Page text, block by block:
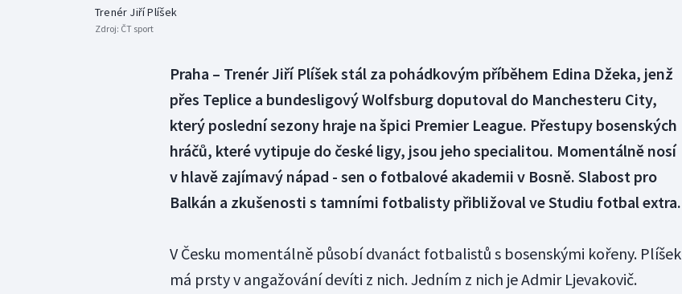
Trenér Jiří Plíšek
Zdroj: ČT sport
Praha – Trenér Jiří Plíšek stál za pohádkovým příběhem Edina Džeka, jenž
přes Teplice a bundesligový Wolfsburg doputoval do Manchesteru City,
který poslední sezony hraje na špici Premier League. Přestupy bosenských
hráčů, které vytipuje do české ligy, jsou jeho specialitou. Momentálně nosí
v hlavě zajímavý nápad - sen o fotbalové akademii v Bosně. Slabost pro
Balkán a zkušenosti s tamními fotbalisty přibližoval ve Studiu fotbal extra.
V Česku momentálně působí dvanáct fotbalistů s bosenskými kořeny. Plíšek
má prsty v angažování devíti z nich. Jedním z nich je Admir Ljevakovič.